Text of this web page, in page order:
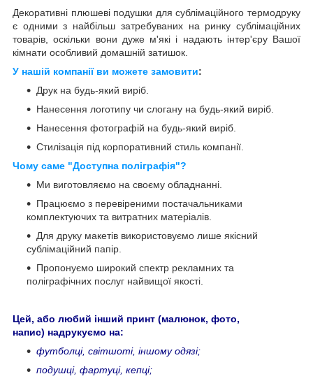
Декоративні плюшеві подушки для сублімаційного термодруку
є одними з найбільш затребуваних на ринку сублімаційних
товарів, оскільки вони дуже м'які і надають інтер'єру Вашої
кімнати особливий домашній затишок.
У нашій компанії ви можете замовити:
Друк на будь-який виріб.
Нанесення логотипу чи слогану на будь-який виріб.
Нанесення фотографій на будь-який виріб.
Стилізація під корпоративний стиль компанії.
Чому саме "Доступна поліграфія"?
Ми виготовляємо на своєму обладнанні.
Працюємо з перевіреними постачальниками
комплектуючих та витратних матеріалів.
Для друку макетів використовуємо лише якісний
сублімаційний папір.
Пропонуємо широкий спектр рекламних та
поліграфічних послуг найвищої якості.
Цей, або любий інший принт (малюнок, фото,
напис) надрукуємо на:
футболці, світшоті, іншому одязі;
подушці, фартуці, кепці;